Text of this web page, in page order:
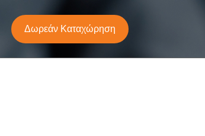
Δωρεάν Καταχώρηση